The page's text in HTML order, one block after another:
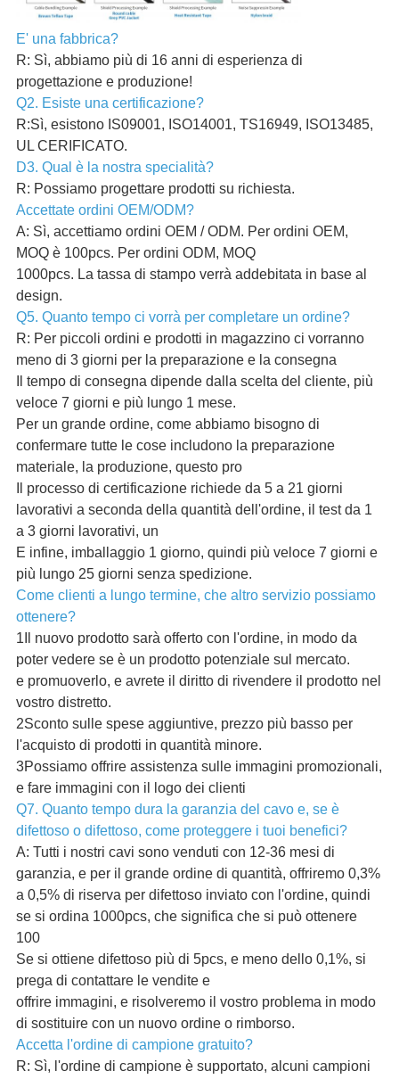
E' una fabbrica?
R: Sì, abbiamo più di 16 anni di esperienza di
progettazione e produzione!
Q2. Esiste una certificazione?
R:Sì, esistono IS09001, ISO14001, TS16949, ISO13485,
UL CERIFICATO.
D3. Qual è la nostra specialità?
R: Possiamo progettare prodotti su richiesta.
Accettate ordini OEM/ODM?
A: Sì, accettiamo ordini OEM / ODM. Per ordini OEM,
MOQ è 100pcs. Per ordini ODM, MOQ
1000pcs. La tassa di stampo verrà addebitata in base al
design.
Q5. Quanto tempo ci vorrà per completare un ordine?
R: Per piccoli ordini e prodotti in magazzino ci vorranno
meno di 3 giorni per la preparazione e la consegna
Il tempo di consegna dipende dalla scelta del cliente, più
veloce 7 giorni e più lungo 1 mese.
Per un grande ordine, come abbiamo bisogno di
confermare tutte le cose includono la preparazione
materiale, la produzione, questo pro
Il processo di certificazione richiede da 5 a 21 giorni
lavorativi a seconda della quantità dell'ordine, il test da 1
a 3 giorni lavorativi, un
E infine, imballaggio 1 giorno, quindi più veloce 7 giorni e
più lungo 25 giorni senza spedizione.
Come clienti a lungo termine, che altro servizio possiamo
ottenere?
1Il nuovo prodotto sarà offerto con l'ordine, in modo da
poter vedere se è un prodotto potenziale sul mercato.
e promuoverlo, e avrete il diritto di rivendere il prodotto nel
vostro distretto.
2Sconto sulle spese aggiuntive, prezzo più basso per
l'acquisto di prodotti in quantità minore.
3Possiamo offrire assistenza sulle immagini promozionali,
e fare immagini con il logo dei clienti
Q7. Quanto tempo dura la garanzia del cavo e, se è
difettoso o difettoso, come proteggere i tuoi benefici?
A: Tutti i nostri cavi sono venduti con 12-36 mesi di
garanzia, e per il grande ordine di quantità, offriremo 0,3%
a 0,5% di riserva per difettoso inviato con l'ordine, quindi
se si ordina 1000pcs, che significa che si può ottenere
100
Se si ottiene difettoso più di 5pcs, e meno dello 0,1%, si
prega di contattare le vendite e
offrire immagini, e risolveremo il vostro problema in modo
di sostituire con un nuovo ordine o rimborso.
Accetta l'ordine di campione gratuito?
R: Sì, l'ordine di campione è supportato, alcuni campioni